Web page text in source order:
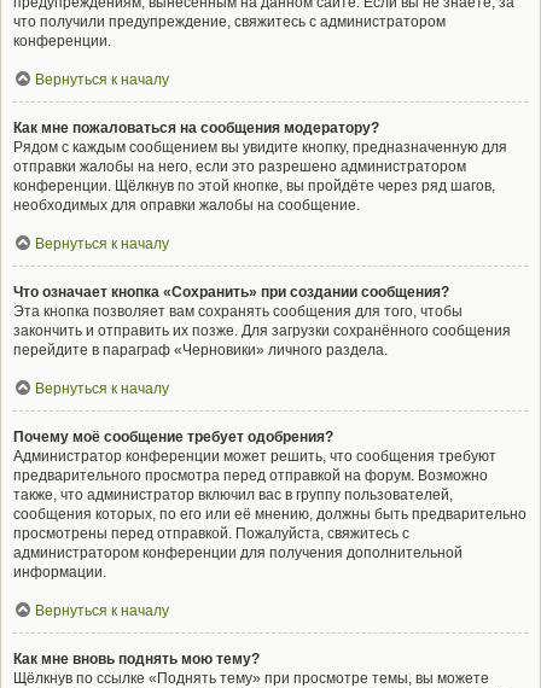
что получили предупреждение, свяжитесь с администратором
конференции.
Вернуться к началу
Как мне пожаловаться на сообщения модератору?
Рядом с каждым сообщением вы увидите кнопку, предназначенную для
отправки жалобы на него, если это разрешено администратором
конференции. Щёлкнув по этой кнопке, вы пройдёте через ряд шагов,
необходимых для оправки жалобы на сообщение.
Вернуться к началу
Что означает кнопка «Сохранить» при создании сообщения?
Эта кнопка позволяет вам сохранять сообщения для того, чтобы
закончить и отправить их позже. Для загрузки сохранённого сообщения
перейдите в параграф «Черновики» личного раздела.
Вернуться к началу
Почему моё сообщение требует одобрения?
Администратор конференции может решить, что сообщения требуют
предварительного просмотра перед отправкой на форум. Возможно
также, что администратор включил вас в группу пользователей,
сообщения которых, по его или её мнению, должны быть предварительно
просмотрены перед отправкой. Пожалуйста, свяжитесь с
администратором конференции для получения дополнительной
информации.
Вернуться к началу
Как мне вновь поднять мою тему?
Щёлкнув по ссылке «Поднять тему» при просмотре темы, вы можете